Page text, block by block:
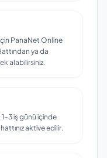
PanaNet Online
ya da
alabilirsiniz.
iş günü içinde
aktive edilir.